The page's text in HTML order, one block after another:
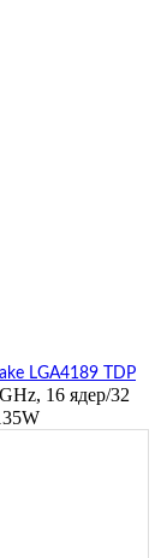
LGA4189 TDP
16 ядер/32